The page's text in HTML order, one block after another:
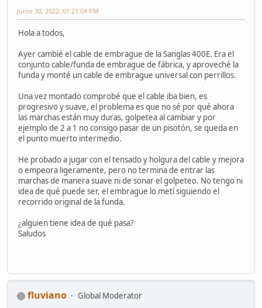
Junio 30, 2022, 01:21:04 PM
Hola a todos,
Ayer cambié el cable de embrague de la Sanglas 400E. Era el
conjunto cable/funda de embrague de fábrica, y aproveché la
funda y monté un cable de embrague universal con perrillos.
Una vez montado comprobé que el cable iba bien, es
progresivo y suave, el problema es que no sé por qué ahora
las marchas están muy duras, golpetea al cambiar y por
ejemplo de 2 a 1 no consigo pasar de un pisotón, se queda en
el punto muerto intermedio.
He probado a jugar con el tensado y holgura del cable y mejora
o empeora ligeramente, pero no termina de entrar las
marchas de manera suave ni de sonar el golpeteo. No tengo ni
idea de qué puede ser, el embrague lo metí siguiendo el
recorrido original de la funda.
¿alguien tiene idea de qué pasa?
Saludos
fluviano
Global Moderator